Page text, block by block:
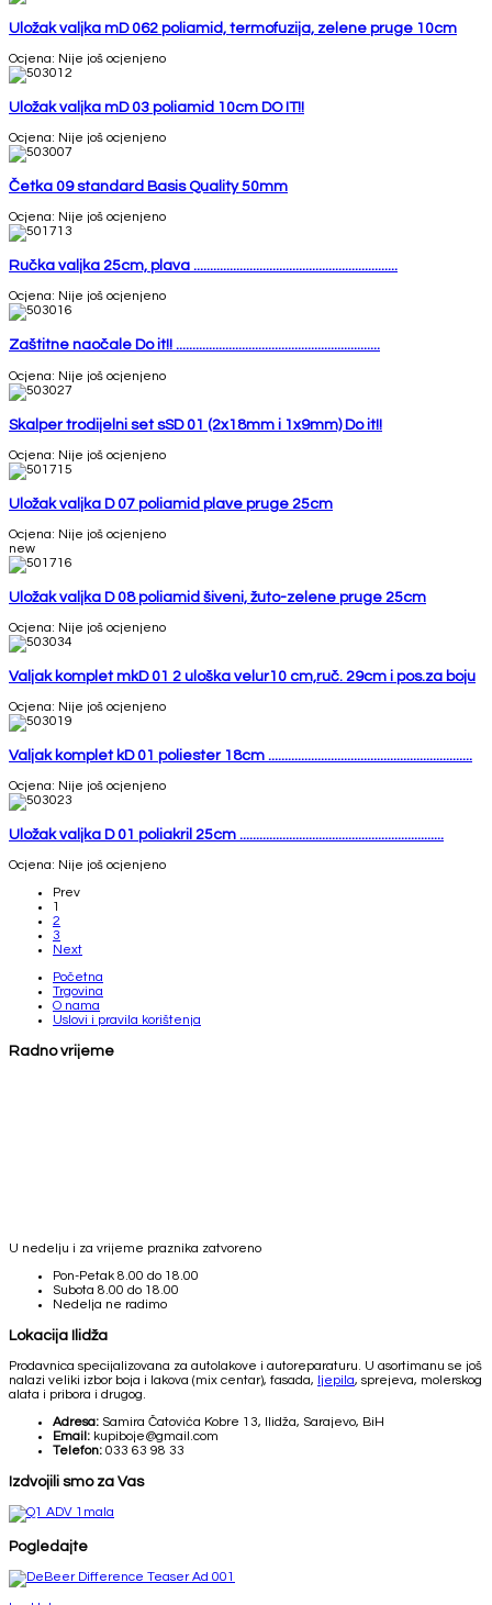
Uložak valjka mD 062 poliamid, termofuzija, zelene pruge 10cm
Ocjena: Nije još ocjenjeno
Uložak valjka mD 03 poliamid 10cm DO IT!!
Ocjena: Nije još ocjenjeno
Četka 09 standard Basis Quality 50mm
Ocjena: Nije još ocjenjeno
Ručka valjka 25cm, plava ..............................................................
Ocjena: Nije još ocjenjeno
Zaštitne naočale Do it!! ..............................................................
Ocjena: Nije još ocjenjeno
Skalper trodijelni set sSD 01 (2x18mm i 1x9mm) Do it!!
Ocjena: Nije još ocjenjeno
Uložak valjka D 07 poliamid plave pruge 25cm
Ocjena: Nije još ocjenjeno
new
Uložak valjka D 08 poliamid šiveni, žuto-zelene pruge 25cm
Ocjena: Nije još ocjenjeno
Valjak komplet mkD 01 2 uloška velur10 cm,ruč. 29cm i pos.za boju
Ocjena: Nije još ocjenjeno
Valjak komplet kD 01 poliester 18cm ..............................................................
Ocjena: Nije još ocjenjeno
Uložak valjka D 01 poliakril 25cm ..............................................................
Ocjena: Nije još ocjenjeno
Prev
1
2
3
Next
Početna
Trgovina
O nama
Uslovi i pravila korištenja
Radno vrijeme
U nedelju i za vrijeme praznika zatvoreno
Pon-Petak 8.00 do 18.00
Subota 8.00 do 18.00
Nedelja ne radimo
Lokacija Ilidža
Prodavnica specijalizovana za autolakove i autoreparaturu. U asortimanu se još
nalazi veliki izbor boja i lakova (mix centar), fasada, ljepila, sprejeva, molerskog
alata i pribora i drugog.
Adresa: Samira Čatovića Kobre 13, Ilidža, Sarajevo, BiH
Email: kupiboje@gmail.com
Telefon: 033 63 98 33
Izdvojili smo za Vas
Pogledajte